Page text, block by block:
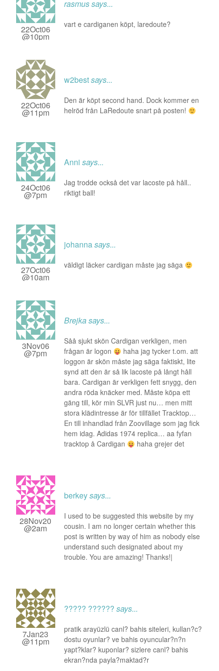
22Oct06
@10pm
rasmussays...
vart e cardiganen köpt, laredoute?
22Oct06
@11pm
w2bestsays...
Den är köpt second hand. Dock kommer en
helröd från LaRedoute snart på posten!
24Oct06
@7pm
Anni says...
Jag trodde också det var lacoste på håll..
riktigt ball!
27Oct06
@10am
johannasays...
väldigt läcker cardigan måste jag säga
3Nov06
@7pm
Brejkasays...
Såå sjukt skön Cardigan verkligen, men
frågan är logon
haha jag tycker t.om. att
loggon är skön måste jag säga faktiskt, lite
synd att den är så lik lacoste på långt håll
bara. Cardigan är verkligen fett snygg, den
andra röda knäcker med. Måste köpa ett
gäng till, kör min SLVR just nu… men mitt
stora klädintresse är för tillfället Tracktop…
En till inhandlad från Zoovillage som jag fick
hem idag. Adidas 1974 replica… aa fyfan
tracktop å Cardigan
haha grejer det
28Nov20
@2am
berkeysays...
I used to be suggested this website by my
cousin. I am no longer certain whether this
post is written by way of him as nobody else
understand such designated about my
trouble. You are amazing! Thanks!|
7Jan23
@11pm
????? ?????? says...
pratik arayüzlü canl? bahis siteleri, kullan?c?
dostu oyunlar? ve bahis oyuncular?n?n
yapt?klar? kuponlar? sizlere canl? bahis
ekran?nda payla?maktad?r